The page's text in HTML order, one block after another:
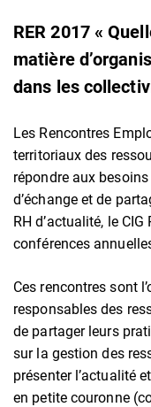
RER 2017 «
matière
dans les
Les Rencontres
territoriaux des
répondre aux
d’échange et de
RH d’actualité, le
conférences
Ces rencontres sont
responsables des
de partager leurs
sur la gestion des
présenter l’actualité
en petite couronne